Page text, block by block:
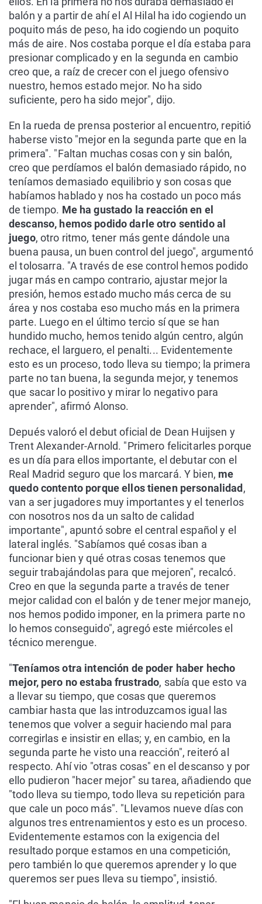
balón y a partir de ahí el Al Hilal ha ido cogiendo un
poquito más de peso, ha ido cogiendo un poquito
más de aire. Nos costaba porque el día estaba para
presionar complicado y en la segunda en cambio
creo que, a raíz de crecer con el juego ofensivo
nuestro, hemos estado mejor. No ha sido
suficiente, pero ha sido mejor", dijo.
En la rueda de prensa posterior al encuentro, repitió
haberse visto "mejor en la segunda parte que en la
primera". "Faltan muchas cosas con y sin balón,
creo que perdíamos el balón demasiado rápido, no
teníamos demasiado equilibrio y son cosas que
habíamos hablado y nos ha costado un poco más
de tiempo. Me ha gustado la reacción en el
descanso, hemos podido darle otro sentido al
juego, otro ritmo, tener más gente dándole una
buena pausa, un buen control del juego", argumentó
el tolosarra. "A través de ese control hemos podido
jugar más en campo contrario, ajustar mejor la
presión, hemos estado mucho más cerca de su
área y nos costaba eso mucho más en la primera
parte. Luego en el último tercio sí que se han
hundido mucho, hemos tenido algún centro, algún
rechace, el larguero, el penalti... Evidentemente
esto es un proceso, todo lleva su tiempo; la primera
parte no tan buena, la segunda mejor, y tenemos
que sacar lo positivo y mirar lo negativo para
aprender", afirmó Alonso.
Depués valoró el debut oficial de Dean Huijsen y
Trent Alexander-Arnold. "Primero felicitarles porque
es un día para ellos importante, el debutar con el
Real Madrid seguro que los marcará. Y bien, me
quedo contento porque ellos tienen personalidad ,
van a ser jugadores muy importantes y el tenerlos
con nosotros nos da un salto de calidad
importante", apuntó sobre el central español y el
lateral inglés. "Sabíamos qué cosas iban a
funcionar bien y qué otras cosas tenemos que
seguir trabajándolas para que mejoren", recalcó.
Creo en que la segunda parte a través de tener
mejor calidad con el balón y de tener mejor manejo,
nos hemos podido imponer, en la primera parte no
lo hemos conseguido", agregó este miércoles el
técnico merengue.
"Teníamos otra intención de poder haber hecho
mejor, pero no estaba frustrado, sabía que esto va
a llevar su tiempo, que cosas que queremos
cambiar hasta que las introduzcamos igual las
tenemos que volver a seguir haciendo mal para
corregirlas e insistir en ellas; y, en cambio, en la
segunda parte he visto una reacción", reiteró al
respecto. Ahí vio "otras cosas" en el descanso y por
ello pudieron "hacer mejor" su tarea, añadiendo que
"todo lleva su tiempo, todo lleva su repetición para
que cale un poco más". "Llevamos nueve días con
algunos tres entrenamientos y esto es un proceso.
Evidentemente estamos con la exigencia del
resultado porque estamos en una competición,
pero también lo que queremos aprender y lo que
queremos ser pues lleva su tiempo", insistió.